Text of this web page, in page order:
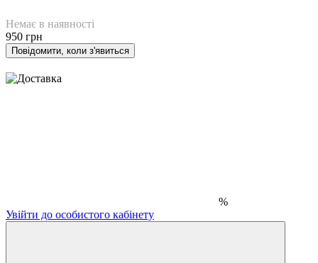
Немає в наявності
950 грн
Повідомити, коли з'явиться
%
Увійти до особистого кабінету